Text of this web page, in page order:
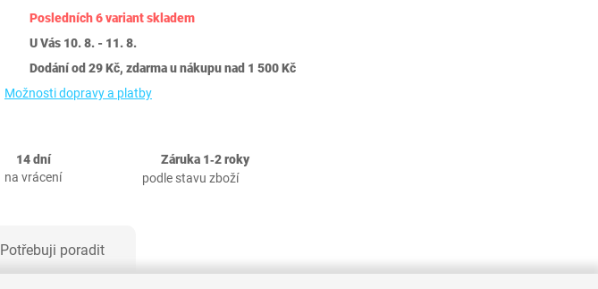
Posledních 6 variant skladem
U Vás 10. 8. - 11. 8.
Dodání od 29 Kč, zdarma u nákupu nad 1 500 Kč
Možnosti dopravy a platby
14 dní
na vrácení
Záruka 1‐2 roky
podle stavu zboží
Potřebuji poradit